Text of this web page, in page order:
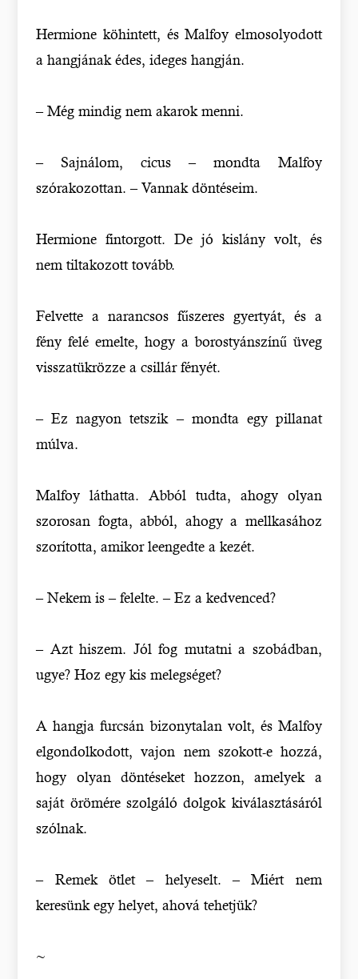
Hermione köhintett, és Malfoy elmosolyodott
a hangjának édes, ideges hangján.
– Még mindig nem akarok menni.
– Sajnálom, cicus – mondta Malfoy
szórakozottan. – Vannak döntéseim.
Hermione fintorgott. De jó kislány volt, és
nem tiltakozott tovább.
Felvette a narancsos fűszeres gyertyát, és a
fény felé emelte, hogy a borostyánszínű üveg
visszatükrözze a csillár fényét.
– Ez nagyon tetszik – mondta egy pillanat
múlva.
Malfoy láthatta. Abból tudta, ahogy olyan
szorosan fogta, abból, ahogy a mellkasához
szorította, amikor leengedte a kezét.
– Nekem is – felelte. – Ez a kedvenced?
– Azt hiszem. Jól fog mutatni a szobádban,
ugye? Hoz egy kis melegséget?
A hangja furcsán bizonytalan volt, és Malfoy
elgondolkodott, vajon nem szokott-e hozzá,
hogy olyan döntéseket hozzon, amelyek a
saját örömére szolgáló dolgok kiválasztásáról
szólnak.
– Remek ötlet – helyeselt. – Miért nem
keresünk egy helyet, ahová tehetjük?
~